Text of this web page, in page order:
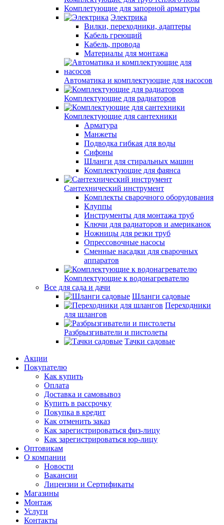
Комплетующие для запорной арматуры
Электрика
Вилки, переходники, адаптеры
Кабель греющий
Кабель, провода
Материалы для монтажа
Автоматика и комплектующие для насосов
Комплектующие для радиаторов
Комплектующие для сантехники
Арматура
Манжеты
Подводка гибкая для воды
Сифоны
Шланги для стиральных машин
Комплектующие для фаянса
Сантехнический инструмент
Комплекты сварочного оборудования
Клуппы
Инструменты для монтажа труб
Ключи для радиаторов и американок
Ножницы для резки труб
Опрессовочные насосы
Сменные насадки для сварочных
аппаратов
Комплектующие к водонагревателю
Все для сада и дачи
Шланги садовые
Переходники
для шлангов
Разбрызгиватели и пистолеты
Тачки садовые
Акции
Покупателю
Как купить
Оплата
Доставка и самовывоз
Купить в рассрочку
Покупка в кредит
Как отменить заказ
Как зарегистрироваться физ-лицу
Как зарегистрироваться юр-лицу
Оптовикам
О компании
Новости
Вакансии
Лицензии и Сертификаты
Магазины
Монтаж
Услуги
Контакты